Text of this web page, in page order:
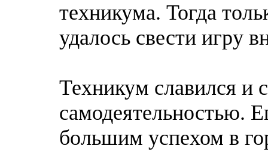
техникума. Тогда
удалось свести игру
Техникум славился и
самодеятельностью.
большим успехом в